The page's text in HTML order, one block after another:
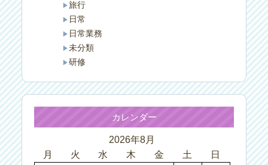
旅行
日常
日常業務
未分類
研修
カレンダー
2026年8月
月
火 水 木 金 土 日